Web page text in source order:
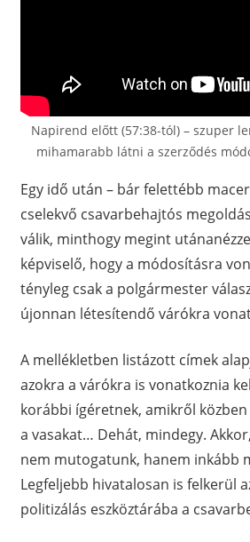
Napirend előtt (57:38-tól) – szuper
mihamarabb látni a szerződés
Egy idő után – bár felettébb
cselekvő csavarbehajtós
válik, minthogy megint
képviselő, hogy a módosításra
tényleg csak a polgármester
újonnan létesítendő várókra
A mellékletben listázott címek
azokra a várókra is vonatkoznia
korábbi ígéretnek, amikről
a vasakat… Dehát, mindegy.
nem mutogatunk, hanem inkább
Legfeljebb hivatalosan is felkerül
politizálás eszköztárába a